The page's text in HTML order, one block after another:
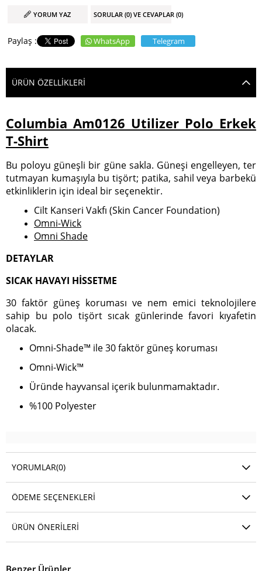
YORUM YAZ SORULAR (0) VE CEVAPLAR (0)
WhatsApp Telegram
ÜRÜN ÖZELLIKLERI
Columbia Am0126 Utilizer Polo Erkek
T-Shirt
Bu poloyu güneşli bir güne sakla. Güneşi engelleyen, ter
tutmayan kumaşıyla bu tişört; patika, sahil veya barbekü
etkinliklerin için ideal bir seçenektir.
Cilt Kanseri Vakfı (Skin Cancer Foundation)
Omni-Wick
Omni Shade
DETAYLAR
SICAK HAVAYI HİSSETME
30 faktör güneş koruması ve nem emici teknolojilere
sahip bu polo tişört sıcak günlerinde favori kıyafetin
olacak.
Omni-Shade™ ile 30 faktör güneş koruması
Omni-Wick™
Üründe hayvansal içerik bulunmamaktadır.
%100 Polyester
YORUMLAR(0)
ÖDEME SEÇENEKLERI
ÜRÜN ÖNERILERI
Benzer Ürünler